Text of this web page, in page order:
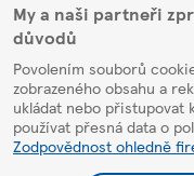
My a naši partneři
důvodů
Povolením souborů
zobrazeného obsahu a
ukládat nebo přistupovat
používat přesná data o
Zodpovědnost ohledně